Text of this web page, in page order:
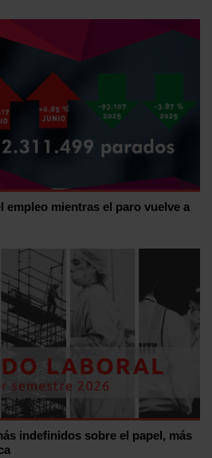
empleo mientras el paro vuelve a
indefinidos sobre el papel, más